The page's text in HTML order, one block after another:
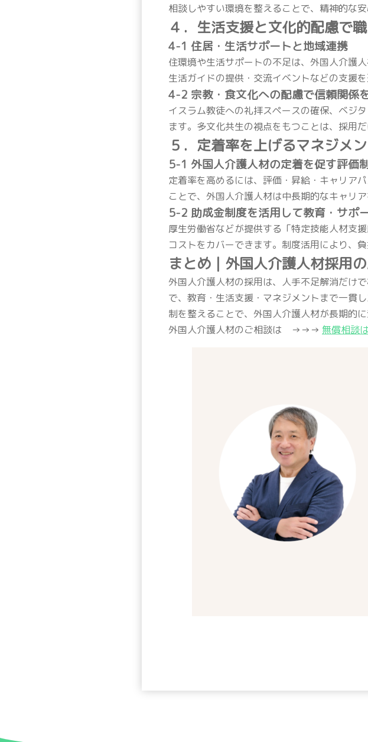
相談しやすい環境を整えることで、精神的な
４．生活支援と文化的配慮で
4-1 住居・生活サポートと地域連携
住環境や生活サポートの不足は、外国人介護
生活ガイドの提供・交流イベントなどの支援
4-2 宗教・食文化への配慮で信頼関係
イスラム教徒への礼拝スペースの確保、ベジ
ます。多文化共生の視点をもつことは、採用
５．定着率を上げるマネジメ
5-1 外国人介護人材の定着を促す評価
定着率を高めるには、評価・昇給・キャリア
ことで、外国人介護人材は中長期的なキャリ
5-2 助成金制度を活用して教育・サポ
厚生労働省などが提供する「特定技能人材支
コストをカバーできます。制度活用により、
まとめ｜外国人介護人材採用
外国人介護人材の採用は、人手不足解消だけ
で、教育・生活支援・マネジメントまで一貫
制を整えることで、外国人介護人材が長期的
外国人介護人材のご相談は →→→ 無償相談